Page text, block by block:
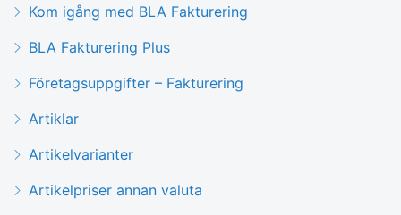
Kom igång med BLA Fakturering
BLA Fakturering Plus
Företagsuppgifter – Fakturering
Artiklar
Artikelvarianter
Artikelpriser annan valuta